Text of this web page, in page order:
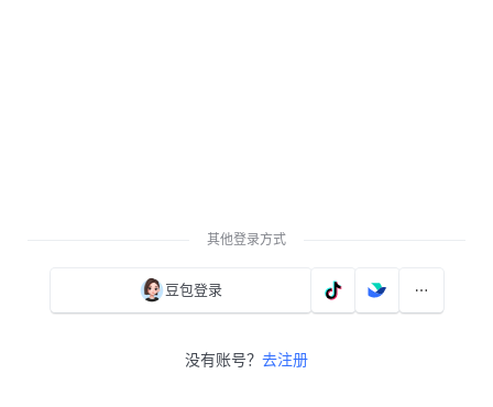
其他登录方式
豆包登录
没有账号？ 去注册